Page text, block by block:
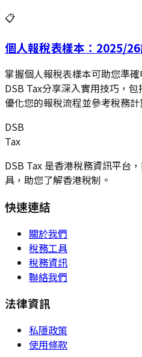
📋
個人報稅表樣本：2025/
掌握個人報稅表樣本可助您準
DSB Tax分享深入實用技巧，
優化您的報稅流程並參考稅務計
DSB
Tax
DSB Tax 是香港稅務資訊平台
具，助您了解香港稅制。
快速連結
關於我們
稅務工具
稅務資訊
聯絡我們
法律資訊
私隱政策
使用條款